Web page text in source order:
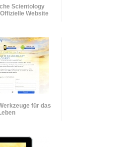
Scientology
Website
für das